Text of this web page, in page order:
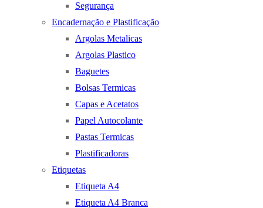
Segurança
Encadernação e Plastificação
Argolas Metalicas
Argolas Plastico
Baguetes
Bolsas Termicas
Capas e Acetatos
Papel Autocolante
Pastas Termicas
Plastificadoras
Etiquetas
Etiqueta A4
Etiqueta A4 Branca